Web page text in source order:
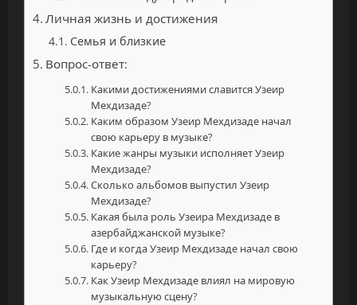
Личная жизнь и достижения
Семья и близкие
Вопрос-ответ:
Какими достижениями славится Узеир
Мехдизаде?
Каким образом Узеир Мехдизаде начал
свою карьеру в музыке?
Какие жанры музыки исполняет Узеир
Мехдизаде?
Сколько альбомов выпустил Узеир
Мехдизаде?
Какая была роль Узеира Мехдизаде в
азербайджанской музыке?
Где и когда Узеир Мехдизаде начал свою
карьеру?
Как Узеир Мехдизаде влиял на мировую
музыкальную сцену?